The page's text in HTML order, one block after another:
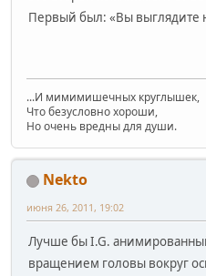
Первый был: «Вы выглядите
...И мимимишечных круглышек,
Что безусловно хороши,
Но очень вредны для души.
Nekto
июня 26, 2011, 19:02
Лучше бы I.G.
вращением головы вокруг